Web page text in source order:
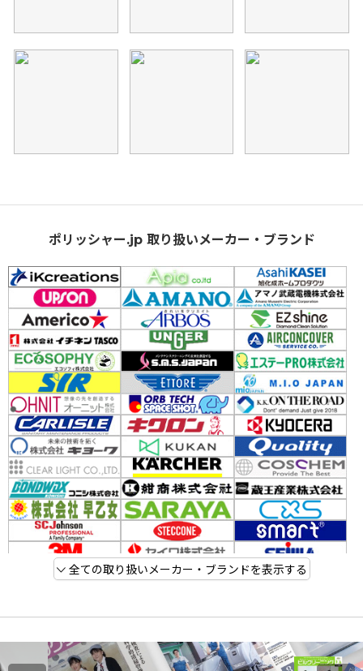
ポリッシャー.jp 取り扱いメーカー・ブランド
全ての取り扱いメーカー・ブランドを表示する